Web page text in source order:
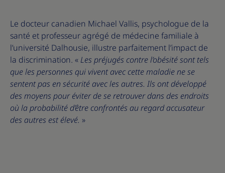
Le docteur canadien Michael Vallis, psychologue de la
santé et professeur agrégé de médecine familiale à
l’université Dalhousie, illustre parfaitement l’impact de
la discrimination. « Les préjugés contre l’obésité sont tels
que les personnes qui vivent avec cette maladie ne se
sentent pas en sécurité avec les autres. Ils ont développé
des moyens pour éviter de se retrouver dans des endroits
où la probabilité d’être confrontés au regard accusateur
des autres est élevé. »